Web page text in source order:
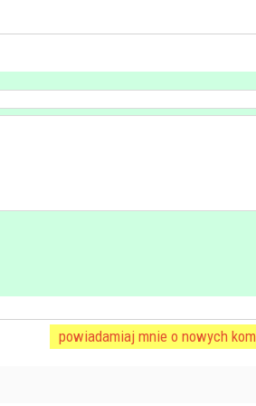
powiadamiaj mnie o nowych